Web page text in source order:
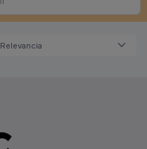
Relevancia